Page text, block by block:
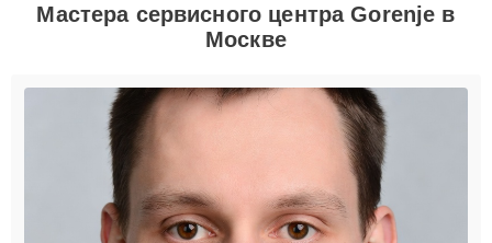
Мастера сервисного центра Gorenje в
Москве